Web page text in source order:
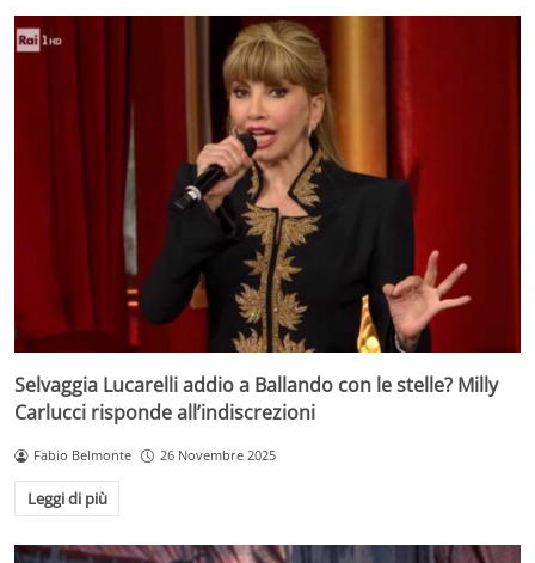
Selvaggia Lucarelli addio a Ballando con le stelle? Milly
Carlucci risponde all’indiscrezioni
Fabio Belmonte 26 Novembre 2025
Leggi di più